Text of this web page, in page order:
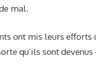
mal.
ont mis leurs efforts
qu’ils sont